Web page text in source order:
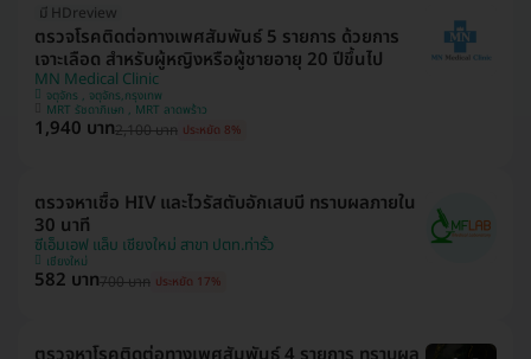
มี HDreview
ตรวจโรคติดต่อทางเพศสัมพันธ์ 5 รายการ ด้วยการ
เจาะเลือด สำหรับผู้หญิงหรือผู้ชายอายุ 20 ปีขึ้นไป
MN Medical Clinic
จตุจักร , จตุจักร,กรุงเทพ
MRT รัชดาภิเษก , MRT ลาดพร้าว
1,940 บาท2,100 บาท ประหยัด 8%
ตรวจหาเชื้อ HIV และไวรัสตับอักเสบบี ทราบผลภายใน
30 นาที
ซีเอ็มเอฟ แล็บ เชียงใหม่ สาขา ปตท.ท่ารั้ว
เชียงใหม่
582 บาท700 บาท ประหยัด 17%